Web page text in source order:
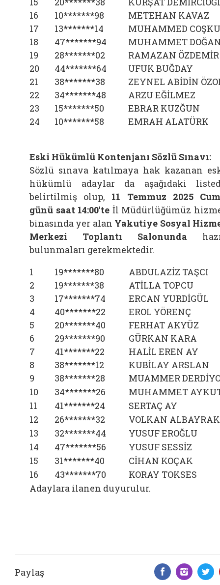
16
10*******98
METEHAN KAVAZ
17
13*******14
MUHAMMED
18
47*******94
MUHAMMET
19
28*******02
RAMAZAN ÖZDEMİR
20
44*******64
UFUK BUĞDAY
21
38*******38
ZEYNEL ABİDİN
22
34*******48
ARZU EĞİLMEZ
23
15*******50
EBRAR KUZĞUN
24
10*******58 EMRAH ALATÜRK
Eski Hükümlü Kontenjanı Sözlü Sınavı:
Sözlü sınava katılmaya hak kazanan
hükümlü adaylar da aşağıdaki
belirtilmiş olup, 11 Temmuz 2025
günü saat 14:00'te İl Müdürlüğümüz
binasında yer alan Yakutiye Sosyal
Merkezi Toplantı Salonunda
bulunmaları gerekmektedir.
1
19*******80
ABDULAZİZ TAŞCI
2
19*******38
ATİLLA TOPCU
3
17*******74
ERCAN YURDİGÜL
4
40*******22
EROL YÖRENÇ
5
20*******40
FERHAT AKYÜZ
6
29*******90
GÜRKAN KARA
7
41*******22
HALİL EREN AY
8
38*******12
KUBİLAY ARSLAN
9
38*******28
MUAMMER
10
34*******26
MUHAMMET
11
41*******24
SERTAÇ AY
12
26*******32
VOLKAN ALBAYRAK
13
32*******44
YUSUF EROĞLU
14
47*******56
YUSUF SESSİZ
15
31*******40
CİHAN KOÇAK
16
43*******70
KORAY TOKSES
Adaylara ilanen duyurulur.
Paylaş